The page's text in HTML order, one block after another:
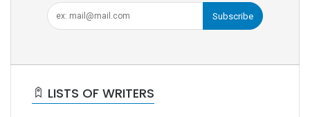
Subscribe
LISTS OF WRITERS